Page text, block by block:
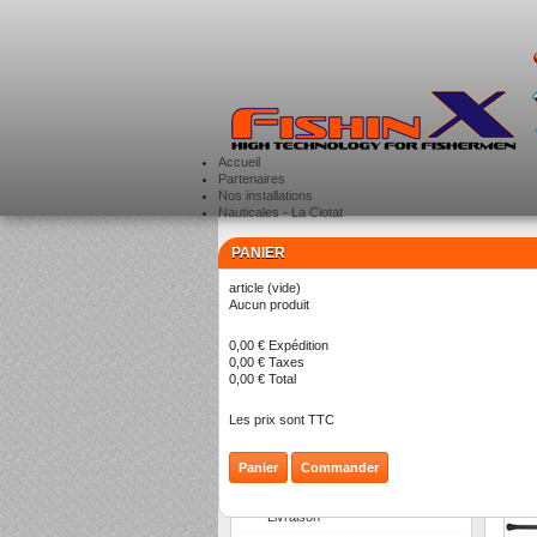
Accueil
Partenaires
Nos installations
Nauticales - La Ciotat
PANIER
article (vide)
Aucun produit
0,00 € Expédition
0,00 € Taxes
0,00 € Total
Les prix sont TTC
Panier Commander
CATÉGORIES
INFORMATION
Livraison
>